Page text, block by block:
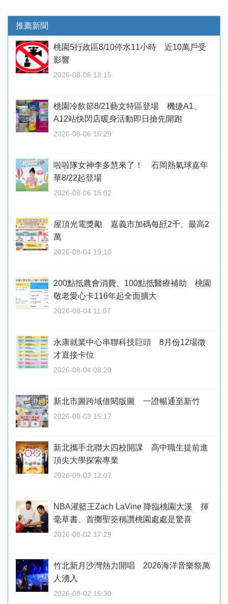
推薦新聞
桃園5行政區8/10停水11小時 近10萬戶受
影響
2026-08-06 18:15
桃園冷飲節8/21藝文特區登場 機捷A1、
A12站快閃店暖身活動即日搶先開跑
2026-08-06 16:29
啦啦隊女神李多慧來了！ 石岡熱氣球嘉年
華8/22起登場
2026-08-06 15:02
屋頂光電獎勵 嘉義市加碼每瓩2千、最高2
萬
2026-08-04 19:10
200點抵農會消費、100點抵醫療補助 桃園
敬老愛心卡116年起全面擴大
2026-08-04 11:07
永康就業中心串聯科技巨頭 8月份12場徵
才直接卡位
2026-08-04 08:20
新北市圖跨域借閱版圖 一證暢通至新竹
2026-08-03 15:17
新北攜手北聯大四校開課 高中職生提前進
頂尖大學探索專業
2026-08-03 12:07
NBA灌籃王Zach LaVine 降臨桃園大溪 揮
毫草書、首擲聖筊稱讚桃園處處是驚喜
2026-08-02 17:29
竹北新月沙灣熱力開唱 2026海洋音樂祭萬
人湧入
2026-08-02 16:30